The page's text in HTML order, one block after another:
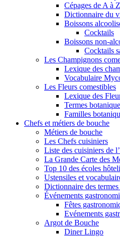
Cépages de A à Z
Dictionnaire du
Boissons
Cocktails
Boissons non-
Cocktails
Les Champignons
Lexique des
Vocabulaire
Les Fleurs comestibles
Lexique des
Termes
Familles
Chefs et métiers de bouche
Métiers de bouche
Les Chefs cuisiniers
Liste des cuisiniers de
La Grande Carte des
Top 10 des écoles
Ustensiles et
Dictionnaire des
Événements
Fêtes
Evénements
Argot de Bouche
Diner Lingo